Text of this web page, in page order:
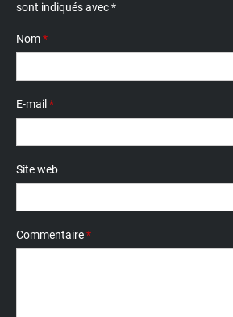
sont indiqués avec*
Nom*
E-mail *
Site web
Commentaire*